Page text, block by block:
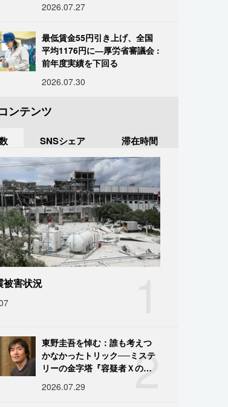
2026.07.27
最低賃金55円引き上げ、全国
平均1176円に―厚労省審議会 :
前年度実績を下回る
2026.07.30
ンテンツ
SNSシェア 滞在時間
被害状況
2
東野圭吾を悼む：誰も考えつ
かなかったトリック──ミステ
リーの金字塔『容疑者Ｘの献
2026.07.29